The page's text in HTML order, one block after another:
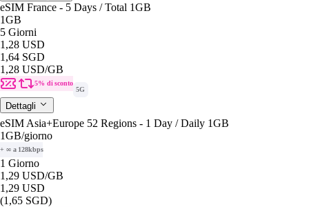
eSIM France - 5 Days / Total 1GB
1GB
5 Giorni
1,28 USD
1,64 SGD
1,28 USD/GB
5% di sconto
5G
Dettagli
eSIM Asia+Europe 52 Regions - 1 Day / Daily 1GB
1GB/giorno
+ ∞ a 128kbps
1 Giorno
1,29 USD/GB
1,29 USD
(1,65 SGD)